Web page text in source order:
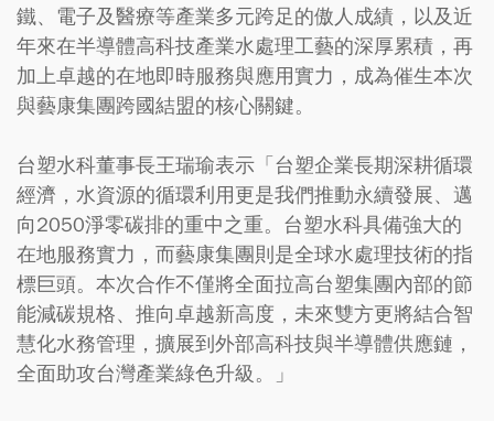
鐵、電子及醫療等產業多元跨足的傲人成績，以及近
年來在半導體高科技產業水處理工藝的深厚累積，再
加上卓越的在地即時服務與應用實力，成為催生本次
與藝康集團跨國結盟的核心關鍵。
台塑水科董事長王瑞瑜表示「台塑企業長期深耕循環
經濟，水資源的循環利用更是我們推動永續發展、邁
向2050淨零碳排的重中之重。台塑水科具備強大的
在地服務實力，而藝康集團則是全球水處理技術的指
標巨頭。本次合作不僅將全面拉高台塑集團內部的節
能減碳規格、推向卓越新高度，未來雙方更將結合智
慧化水務管理，擴展到外部高科技與半導體供應鏈，
全面助攻台灣產業綠色升級。」